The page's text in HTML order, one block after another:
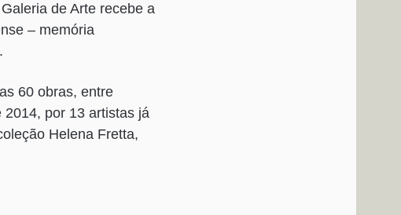
de Arte recebe a
– memória
60 obras, entre
por 13 artistas já
Helena Fretta,